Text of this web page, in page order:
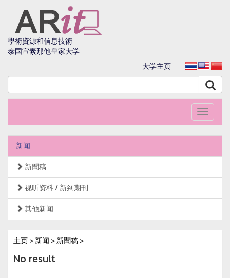
學術資源和信息技術
泰国宣素那他皇家大学
大学主页
Toggle
新闻
新聞稿
视听资料 / 新到期刊
其他新闻
主页>新闻 >新聞稿>
No result